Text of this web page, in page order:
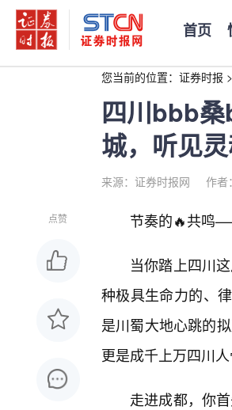
首页
您当前的位置： 证券时报 >
四川bbb
城，听见
来源：证券时报网 作者
点赞 节奏的🔥共鸣
当你踏上四川
种极具生命力的、
是川蜀大地心跳的
更是成千上万四川
走进成都，你